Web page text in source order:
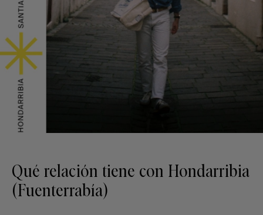
Qué relación tiene con Hondarribia
(Fuenterrabía)